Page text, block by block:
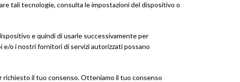
tali tecnologie, consulta le impostazioni del dispositivo o
e quindi di usarle successivamente per
o i nostri fornitori di servizi autorizzati possano
il tuo consenso. Otteniamo il tuo consenso